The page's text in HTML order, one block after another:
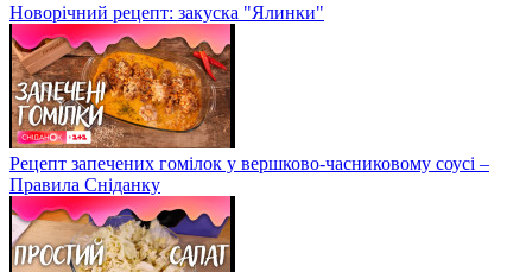
Новорічний рецепт: закуска "Ялинки"
Рецепт запечених гомілок у вершково-часниковому соусі –
Правила Сніданку